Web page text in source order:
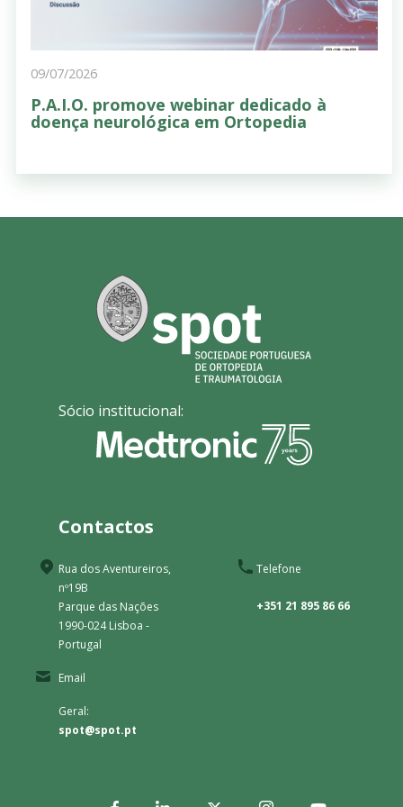
09/07/2026
P.A.I.O. promove webinar dedicado à
doença neurológica em Ortopedia
Sócio institucional:
Contactos
Rua dos Aventureiros,
nº19B
Parque das Nações
1990-024 Lisboa -
Portugal
Telefone
+351 21 895 86 66
Email
Geral:
spot@spot.pt